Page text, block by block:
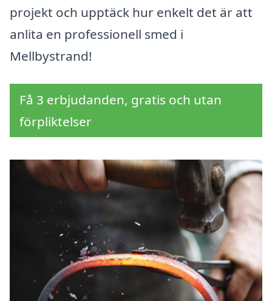
projekt och upptäck hur enkelt det är att
anlita en professionell smed i
Mellbystrand!
Få 3 erbjudanden, gratis och utan
förpliktelser